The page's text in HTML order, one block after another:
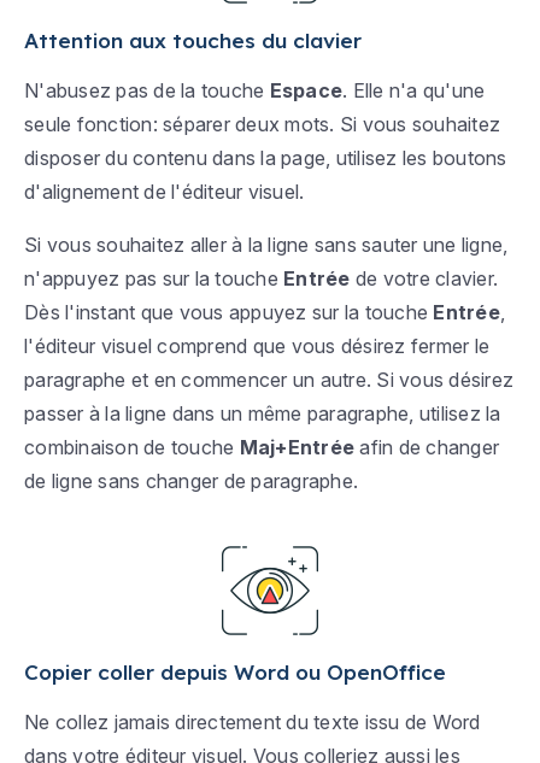
Attention aux touches du clavier
N'abusez pas de la touche Espace. Elle n'a qu'une
seule fonction: séparer deux mots. Si vous souhaitez
disposer du contenu dans la page, utilisez les boutons
d'alignement de l'éditeur visuel.
Si vous souhaitez aller à la ligne sans sauter une ligne,
n'appuyez pas sur la touche Entrée de votre clavier.
Dès l'instant que vous appuyez sur la touche Entrée,
l'éditeur visuel comprend que vous désirez fermer le
paragraphe et en commencer un autre. Si vous désirez
passer à la ligne dans un même paragraphe, utilisez la
combinaison de touche Maj+Entrée afin de changer
de ligne sans changer de paragraphe.
Copier coller depuis Word ou OpenOffice
Ne collez jamais directement du texte issu de Word
dans votre éditeur visuel. Vous colleriez aussi les